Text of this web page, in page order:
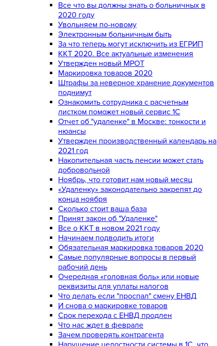
Все что вы должны знать о больничных в
2020 году
Увольняем по-новому
Электронным больничным быть
За что теперь могут исключить из ЕГРИП
ККТ 2020. Все актуальные изменения
Утвержден новый МРОТ
Маркировка товаров 2020
Штрафы за неверное хранение документов
поднимут
Ознакомить сотрудника с расчетным
листком поможет новый сервис 1С
Отчет об "удаленке" в Москве: тонкости и
нюансы
Утвержден производственный календарь на
2021 год
Накопительная часть пенсии может стать
добровольной
Ноябрь, что готовит нам новый месяц
«Удаленку» законодательно закрепят до
конца ноября
Сколько стоит ваша база
Принят закон об "Удаленке"
Все о ККТ в новом 2021 году
Начинаем подводить итоги
Обязательная маркировка товаров 2020
Самые популярные вопросы в первый
рабочий день
Очередная «головная боль» или новые
реквизиты для уплаты налогов
Что делать если "проспал" смену ЕНВД
И снова о маркировке товаров
Срок перехода с ЕНВД продлен
Что нас ждет в феврале
Зачем проверять контрагента